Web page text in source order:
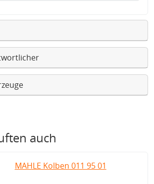
auch
MAHLE Kolben 011 95 01